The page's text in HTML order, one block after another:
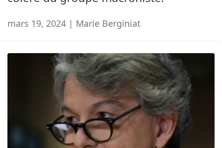
mars 19, 2024 | Marie Berginiat